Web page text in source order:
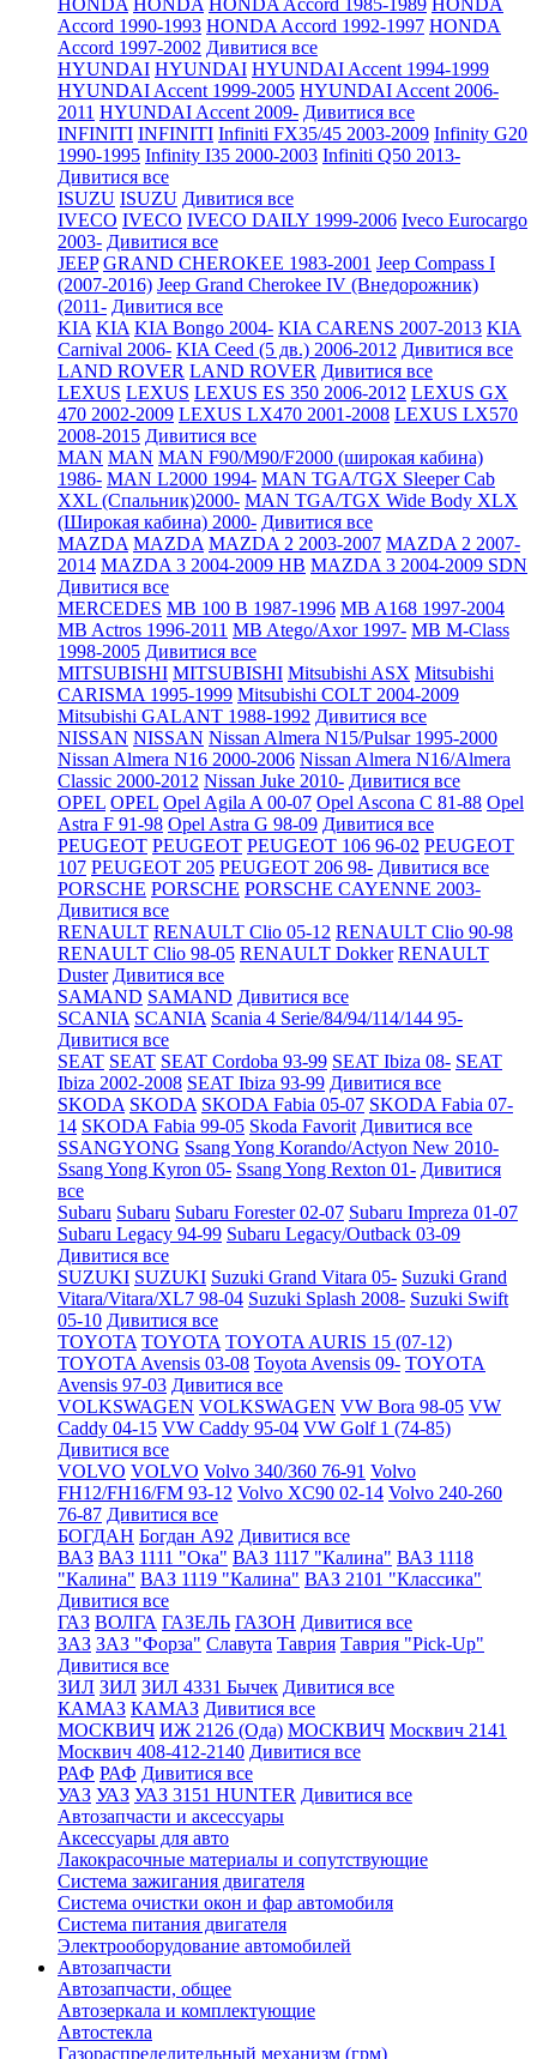
HONDA HONDA HONDA Accord 1985-1989 HONDA
Accord 1990-1993 HONDA Accord 1992-1997 HONDA
Accord 1997-2002 Дивитися все
HYUNDAI HYUNDAI HYUNDAI Accent 1994-1999
HYUNDAI Accent 1999-2005 HYUNDAI Accent 2006-
2011 HYUNDAI Accent 2009- Дивитися все
INFINITI INFINITI Infiniti FX35/45 2003-2009 Infinity G20
1990-1995 Infinity I35 2000-2003 Infiniti Q50 2013-
Дивитися все
ISUZU ISUZU Дивитися все
IVECO IVECO IVECO DAILY 1999-2006 Iveco Eurocargo
2003- Дивитися все
JEEP GRAND CHEROKEE 1983-2001 Jeep Compass I
(2007-2016) Jeep Grand Cherokee IV (Внедорожник)
(2011- Дивитися все
KIA KIA KIA Bongo 2004- KIA CARENS 2007-2013 KIA
Carnival 2006- KIA Ceed (5 дв.) 2006-2012 Дивитися все
LAND ROVER LAND ROVER Дивитися все
LEXUS LEXUS LEXUS ES 350 2006-2012 LEXUS GX
470 2002-2009 LEXUS LX470 2001-2008 LEXUS LX570
2008-2015 Дивитися все
MAN MAN MAN F90/M90/F2000 (широкая кабина)
1986- MAN L2000 1994- MAN TGA/TGX Sleeper Cab
XXL (Спальник)2000- MAN TGA/TGX Wide Body XLX
(Широкая кабина) 2000- Дивитися все
MAZDA MAZDA MAZDA 2 2003-2007 MAZDA 2 2007-
2014 MAZDA 3 2004-2009 HB MAZDA 3 2004-2009 SDN
Дивитися все
MERCEDES MB 100 B 1987-1996 MB A168 1997-2004
MB Actros 1996-2011 MB Atego/Axor 1997- MB M-Class
1998-2005 Дивитися все
MITSUBISHI MITSUBISHI Mitsubishi ASX Mitsubishi
CARISMA 1995-1999 Mitsubishi COLT 2004-2009
Mitsubishi GALANT 1988-1992 Дивитися все
NISSAN NISSAN Nissan Almera N15/Pulsar 1995-2000
Nissan Almera N16 2000-2006 Nissan Almera N16/Almera
Classic 2000-2012 Nissan Juke 2010- Дивитися все
OPEL OPEL Opel Agila A 00-07 Opel Ascona C 81-88 Opel
Astra F 91-98 Opel Astra G 98-09 Дивитися все
PEUGEOT PEUGEOT PEUGEOT 106 96-02 PEUGEOT
107 PEUGEOT 205 PEUGEOT 206 98- Дивитися все
PORSCHE PORSCHE PORSCHE CAYENNE 2003-
Дивитися все
RENAULT RENAULT Clio 05-12 RENAULT Clio 90-98
RENAULT Clio 98-05 RENAULT Dokker RENAULT
Duster Дивитися все
SAMAND SAMAND Дивитися все
SCANIA SCANIA Scania 4 Serie/84/94/114/144 95-
Дивитися все
SEAT SEAT SEAT Cordoba 93-99 SEAT Ibiza 08- SEAT
Ibiza 2002-2008 SEAT Ibiza 93-99 Дивитися все
SKODA SKODA SKODA Fabia 05-07 SKODA Fabia 07-
14 SKODA Fabia 99-05 Skoda Favorit Дивитися все
SSANGYONG Ssang Yong Korando/Actyon New 2010-
Ssang Yong Kyron 05- Ssang Yong Rexton 01- Дивитися
все
Subaru Subaru Subaru Forester 02-07 Subaru Impreza 01-07
Subaru Legacy 94-99 Subaru Legacy/Outback 03-09
Дивитися все
SUZUKI SUZUKI Suzuki Grand Vitara 05- Suzuki Grand
Vitara/Vitara/XL7 98-04 Suzuki Splash 2008- Suzuki Swift
05-10 Дивитися все
TOYOTA TOYOTA TOYOTA AURIS 15 (07-12)
TOYOTA Avensis 03-08 Toyota Avensis 09- TOYOTA
Avensis 97-03 Дивитися все
VOLKSWAGEN VOLKSWAGEN VW Bora 98-05 VW
Caddy 04-15 VW Caddy 95-04 VW Golf 1 (74-85)
Дивитися все
VOLVO VOLVO Volvo 340/360 76-91 Volvo
FH12/FH16/FM 93-12 Volvo XC90 02-14 Volvo 240-260
76-87 Дивитися все
БОГДАН Богдан А92 Дивитися все
ВАЗ ВАЗ 1111 "Ока" ВАЗ 1117 "Калина" ВАЗ 1118
"Калина" ВАЗ 1119 "Калина" ВАЗ 2101 "Классика"
Дивитися все
ГАЗ ВОЛГА ГАЗЕЛЬ ГАЗОН Дивитися все
ЗАЗ ЗАЗ "Форза" Славута Таврия Таврия "Pick-Up"
Дивитися все
ЗИЛ ЗИЛ ЗИЛ 4331 Бычек Дивитися все
КАМАЗ КАМАЗ Дивитися все
МОСКВИЧ ИЖ 2126 (Ода) МОСКВИЧ Москвич 2141
Москвич 408-412-2140 Дивитися все
РАФ РАФ Дивитися все
УАЗ УАЗ УАЗ 3151 HUNTER Дивитися все
Автозапчасти и аксессуары
Аксессуары для авто
Лакокрасочные материалы и сопутствующие
Система зажигания двигателя
Система очистки окон и фар автомобиля
Система питания двигателя
Электрооборудование автомобилей
Автозапчасти
Автозапчасти, общее
Автозеркала и комплектующие
Автостекла
Газораспределительный механизм (грм)